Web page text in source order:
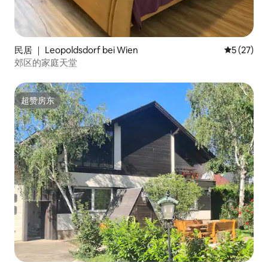
民居 ｜ Leopoldsdorf bei Wien 平均评分
5 (27)
郊区的家庭天堂
超赞房东
超赞房东